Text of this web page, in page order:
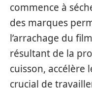
commence à
des marques
l’arrachage du
résultant de la
cuisson, accélère
crucial de